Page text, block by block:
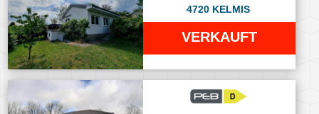
4720 KELMIS
VERKAUFT